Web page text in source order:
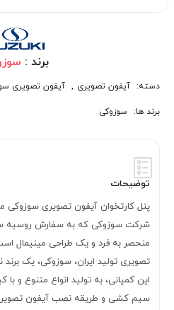
برند :
دسته: آیفون تصویری , آیفون تصویری
برند ها: سوزوکی
توضیحات
شرکت سوزوکی که به سفارش روسیه
منحصر به فرد و یک طراحی مینیمال
تصویری تولید ایران، سوزوکی، یک
این کمپانی، به تولید انواع متنوع و
سیم کشی و طریقه نصب آیفون